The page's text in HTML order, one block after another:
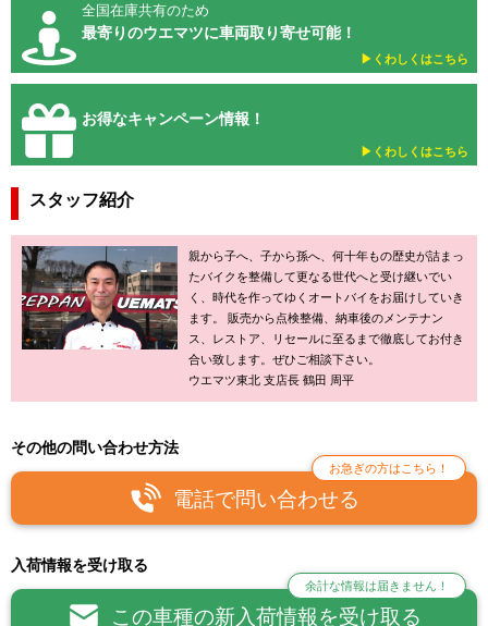
全国在庫共有のため
最寄りのウエマツに車両取り寄せ可能！
▶︎くわしくはこちら
お得なキャンペーン情報！
▶︎くわしくはこちら
スタッフ紹介
親から子へ、子から孫へ、何十年もの歴史が詰まっ
たバイクを整備して更なる世代へと受け継いでい
く、時代を作ってゆくオートバイをお届けしていき
ます。 販売から点検整備、納車後のメンテナン
ス、レストア、リセールに至るまで徹底してお付き
合い致します。ぜひご相談下さい。
ウエマツ東北 支店長 鶴田 周平
その他の問い合わせ方法
電話で問い合わせる
お急ぎの方はこちら！
入荷情報を受け取る
この車種の新入荷情報を受け取る
余計な情報は届きません！